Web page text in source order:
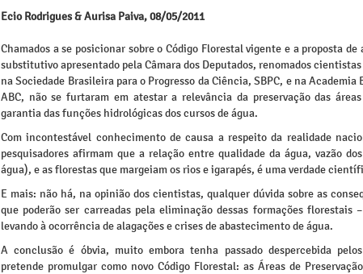
Ecio Rodrigues & Aurisa Paiva, 08/05/2011
Chamados a se posicionar sobre o Código Florestal vigente e a proposta
substitutivo apresentado pela Câmara dos Deputados, renomados
na Sociedade Brasileira para o Progresso da Ciência, SBPC, e na
ABC, não se furtaram em atestar a relevância da preservação das
garantia das funções hidrológicas dos cursos de água.
Com incontestável conhecimento de causa a respeito da realidade
pesquisadores afirmam que a relação entre qualidade da água, vazão
água), e as florestas que margeiam os rios e igarapés, é uma verdade
E mais: não há, na opinião dos cientistas, qualquer dúvida sobre as
que poderão ser carreadas pela eliminação dessas formações florestais
levando à ocorrência de alagações e crises de abastecimento de água.
A conclusão é óbvia, muito embora tenha passado despercebida
pretende promulgar como novo Código Florestal: as Áreas de